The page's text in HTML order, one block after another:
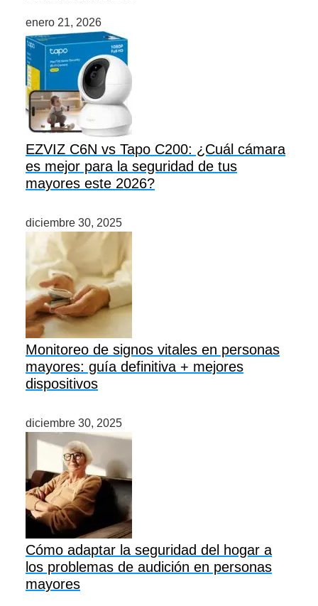
enero 21, 2026
EZVIZ C6N vs Tapo C200: ¿Cuál cámara
es mejor para la seguridad de tus
mayores este 2026?
diciembre 30, 2025
Monitoreo de signos vitales en personas
mayores: guía definitiva + mejores
dispositivos
diciembre 30, 2025
Cómo adaptar la seguridad del hogar a
los problemas de audición en personas
mayores